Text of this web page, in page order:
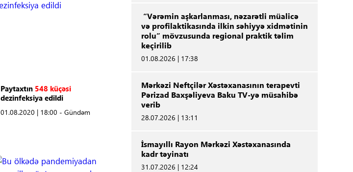
Paytaxtın 548 küçəsi
dezinfeksiya edildi
01.08.2020 | 18:00 - Gündəm
“Vərəmin aşkarlanması, nəzarətli müalicə
və profilaktikasında ilkin səhiyyə xidmətinin
rolu” mövzusunda regional praktik təlim
keçirilib
01.08.2026 | 17:38
Mərkəzi Neftçilər Xəstəxanasının terapevti
Pərizad Baxşəliyeva Baku TV-yə müsahibə
verib
28.07.2026 | 13:11
İsmayıllı Rayon Mərkəzi Xəstəxanasında
kadr təyinatı
31.07.2026 | 12:24